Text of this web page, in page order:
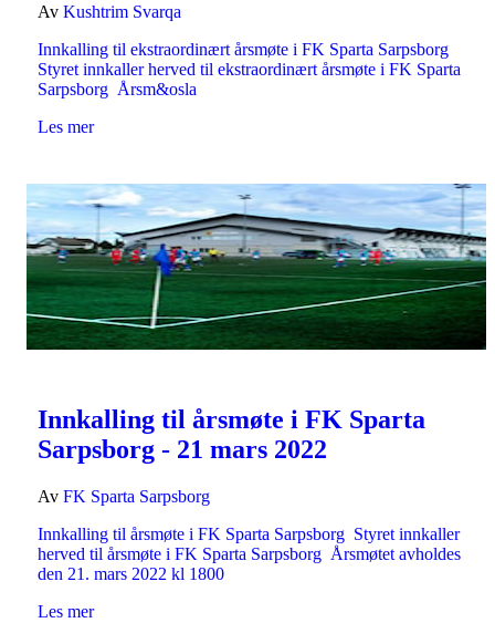
Av Kushtrim Svarqa
Innkalling til ekstraordinært årsmøte i FK Sparta Sarpsborg
Styret innkaller herved til ekstraordinært årsmøte i FK Sparta
Sarpsborg Årsm&osla
Les mer
Innkalling til årsmøte i FK Sparta
Sarpsborg - 21 mars 2022
Av FK Sparta Sarpsborg
Innkalling til årsmøte i FK Sparta Sarpsborg Styret innkaller
herved til årsmøte i FK Sparta Sarpsborg Årsmøtet avholdes
den 21. mars 2022 kl 1800
Les mer